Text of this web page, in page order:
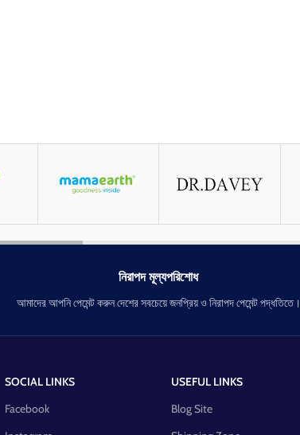
নিরাপদ মূল্যপরিশোধ
আমাদের আপনি পেমেন্ট করুন দেশের সবচেয়ে জনপ্রিয় ও নিরাপদ পেমেন্ট পদ্ধতিতে।
SOCIAL LINKS
Facebook
USEFUL LINKS
Blog Site